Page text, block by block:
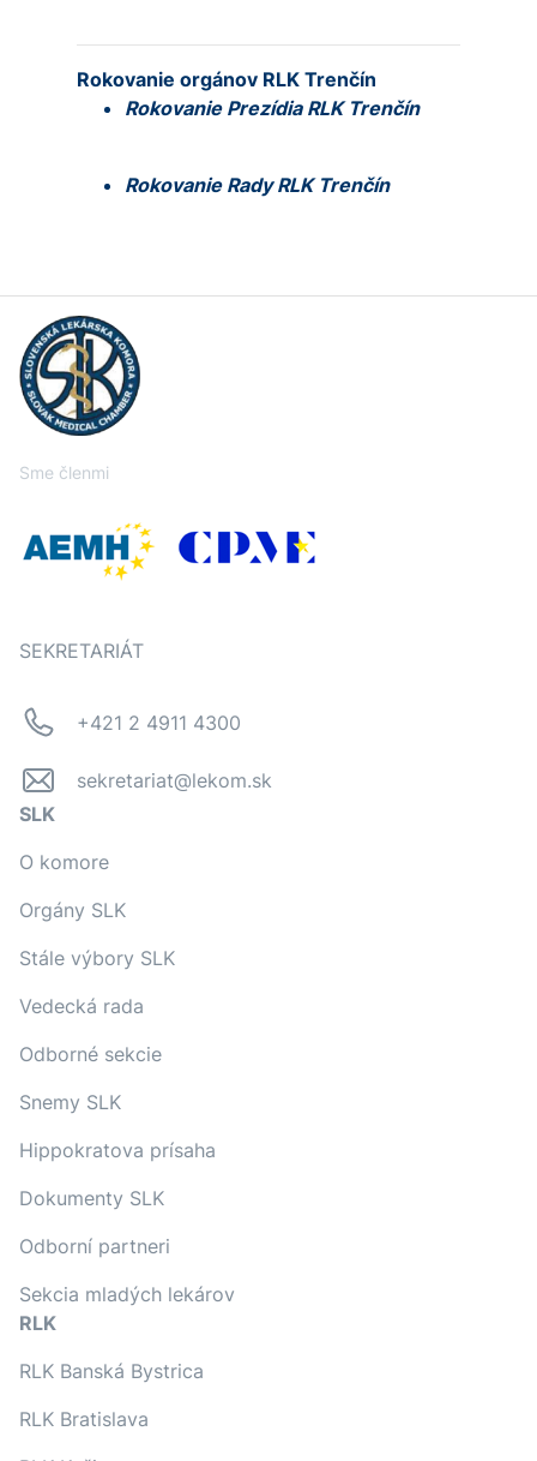
Rokovanie orgánov RLK Trenčín
Rokovanie Prezídia RLK Trenčín
Rokovanie Rady RLK Trenčín
Sme členmi
SEKRETARIÁT
+421 2 4911 4300
sekretariat@lekom.sk
SLK
O komore
Orgány SLK
Stále výbory SLK
Vedecká rada
Odborné sekcie
Snemy SLK
Hippokratova prísaha
Dokumenty SLK
Odborní partneri
Sekcia mladých lekárov
RLK
RLK Banská Bystrica
RLK Bratislava